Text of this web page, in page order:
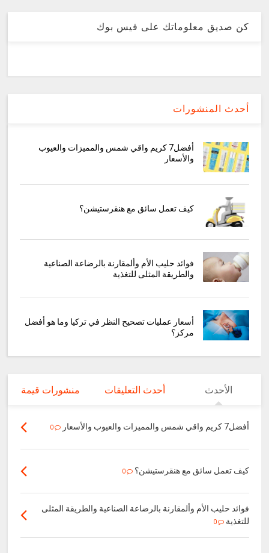
كن صديق معلوماتك على فيس بوك
أحدث المنشورات
أفضل7 كريم واقي شمس والمميزات والعيوب
والأسعار
كيف تعمل سائق مع هنقرستيشن؟
فوائد حليب الأم وألمقارنة بالرضاعة الصناعية
والطريقة المثلى للتغذية
أسعار عمليات تصحيح النظر في تركيا وما هو أفضل
مركز؟
الأحدث أحدث التعليقات منشورات قيمة
أفضل7 كريم واقي شمس والمميزات والعيوب والأسعار 0
كيف تعمل سائق مع هنقرستيشن؟ 0
فوائد حليب الأم وألمقارنة بالرضاعة الصناعية والطريقة المثلى
للتغذية
0